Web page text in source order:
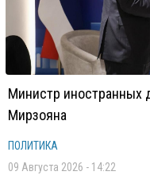
Министр иностранных
Мирзояна
ПОЛИТИКА
09 Августа 2026 - 14:22